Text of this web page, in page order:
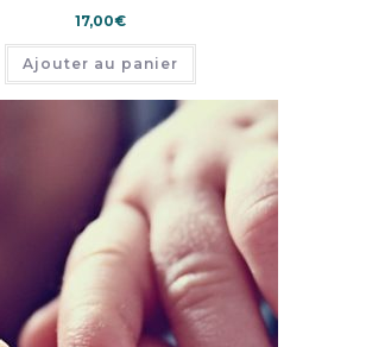
17,00€
Ajouter au panier